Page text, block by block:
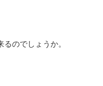
のでしょうか。